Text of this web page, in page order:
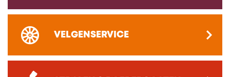
VELGENSERVICE